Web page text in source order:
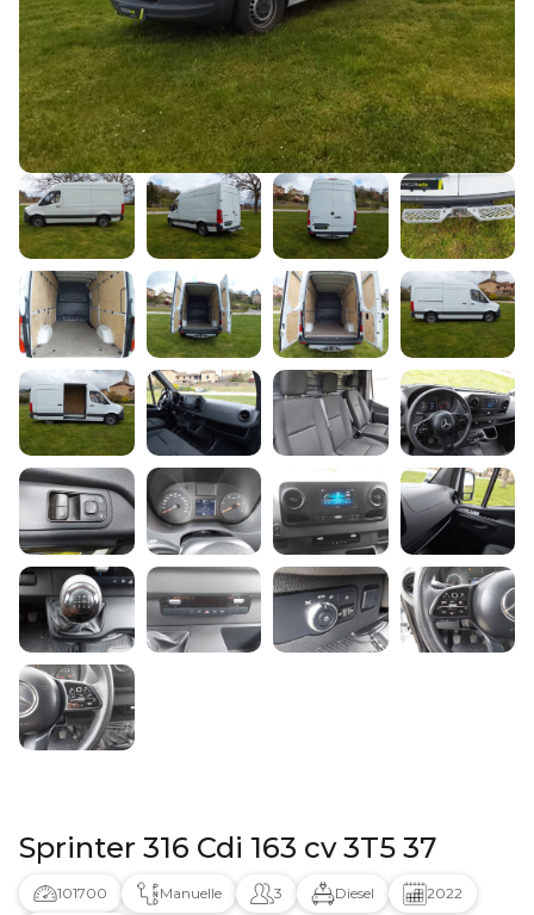
Sprinter 316 Cdi 163 cv 3T5 37
101700 Manuelle 3 Diesel 2022